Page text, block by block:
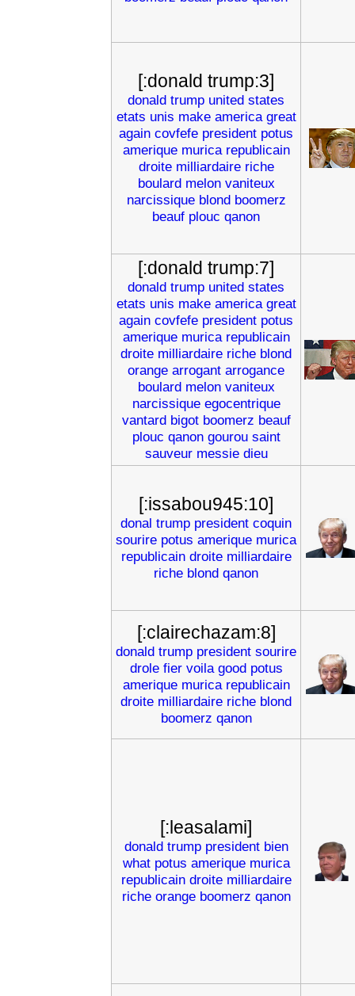
[:donald trump:3]
donald trump united states
etats unis make america great
again covfefe president potus
amerique murica republicain
droite milliardaire riche
boulard melon vaniteux
narcissique blond boomerz
beauf plouc qanon
[:donald trump:7]
donald trump united states
etats unis make america great
again covfefe president potus
amerique murica republicain
droite milliardaire riche blond
orange arrogant arrogance
boulard melon vaniteux
narcissique egocentrique
vantard bigot boomerz beauf
plouc qanon gourou saint
sauveur messie dieu
[:issabou945:10]
donal trump president coquin
sourire potus amerique murica
republicain droite milliardaire
riche blond qanon
[:clairechazam:8]
donald trump president sourire
drole fier voila good potus
amerique murica republicain
droite milliardaire riche blond
boomerz qanon
[:leasalami]
donald trump president bien
what potus amerique murica
republicain droite milliardaire
riche orange boomerz qanon